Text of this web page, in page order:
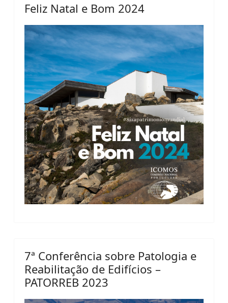
Feliz Natal e Bom 2024
7ª Conferência sobre Patologia e
Reabilitação de Edifícios –
PATORREB 2023